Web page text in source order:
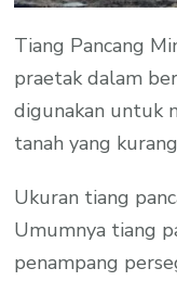
Tiang Pancang
praetak dalam
digunakan untuk
tanah yang
Ukuran tiang
Umumnya tiang
penampang